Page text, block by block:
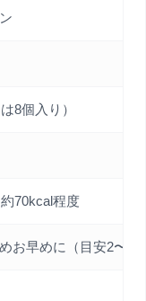
8個入り）
70kcal程度
お早めに（目安2〜3